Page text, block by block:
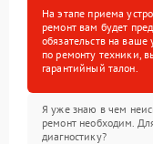
На этапе приема
ремонт вам будет
обязательств на ваше
по ремонту техники,
гарантийный талон.
Я уже знаю в чем
ремонт необходим.
диагностику?